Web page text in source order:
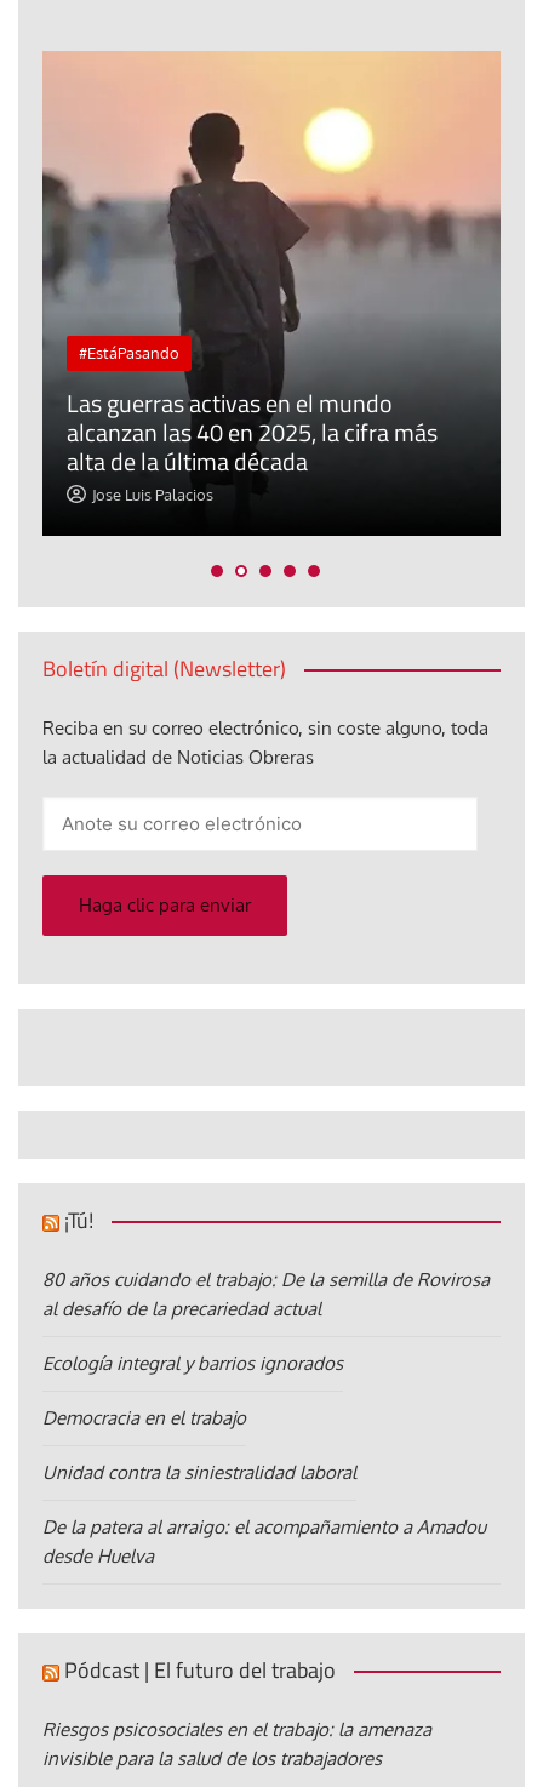
#EstáPasando
Las guerras activas en el mundo
alcanzan las 40 en 2025, la cifra más
alta de la última década
Jose Luis Palacios
Boletín digital (Newsletter)
Reciba en su correo electrónico, sin coste alguno, toda
la actualidad de Noticias Obreras
electrónico
Haga clic para enviar
¡Tú!
80 años cuidando el trabajo: De la semilla de Rovirosa
al desafío de la precariedad actual
Ecología integral y barrios ignorados
Democracia en el trabajo
Unidad contra la siniestralidad laboral
De la patera al arraigo: el acompañamiento a Amadou
desde Huelva
Pódcast | El futuro del trabajo
Riesgos psicosociales en el trabajo: la amenaza
invisible para la salud de los trabajadores